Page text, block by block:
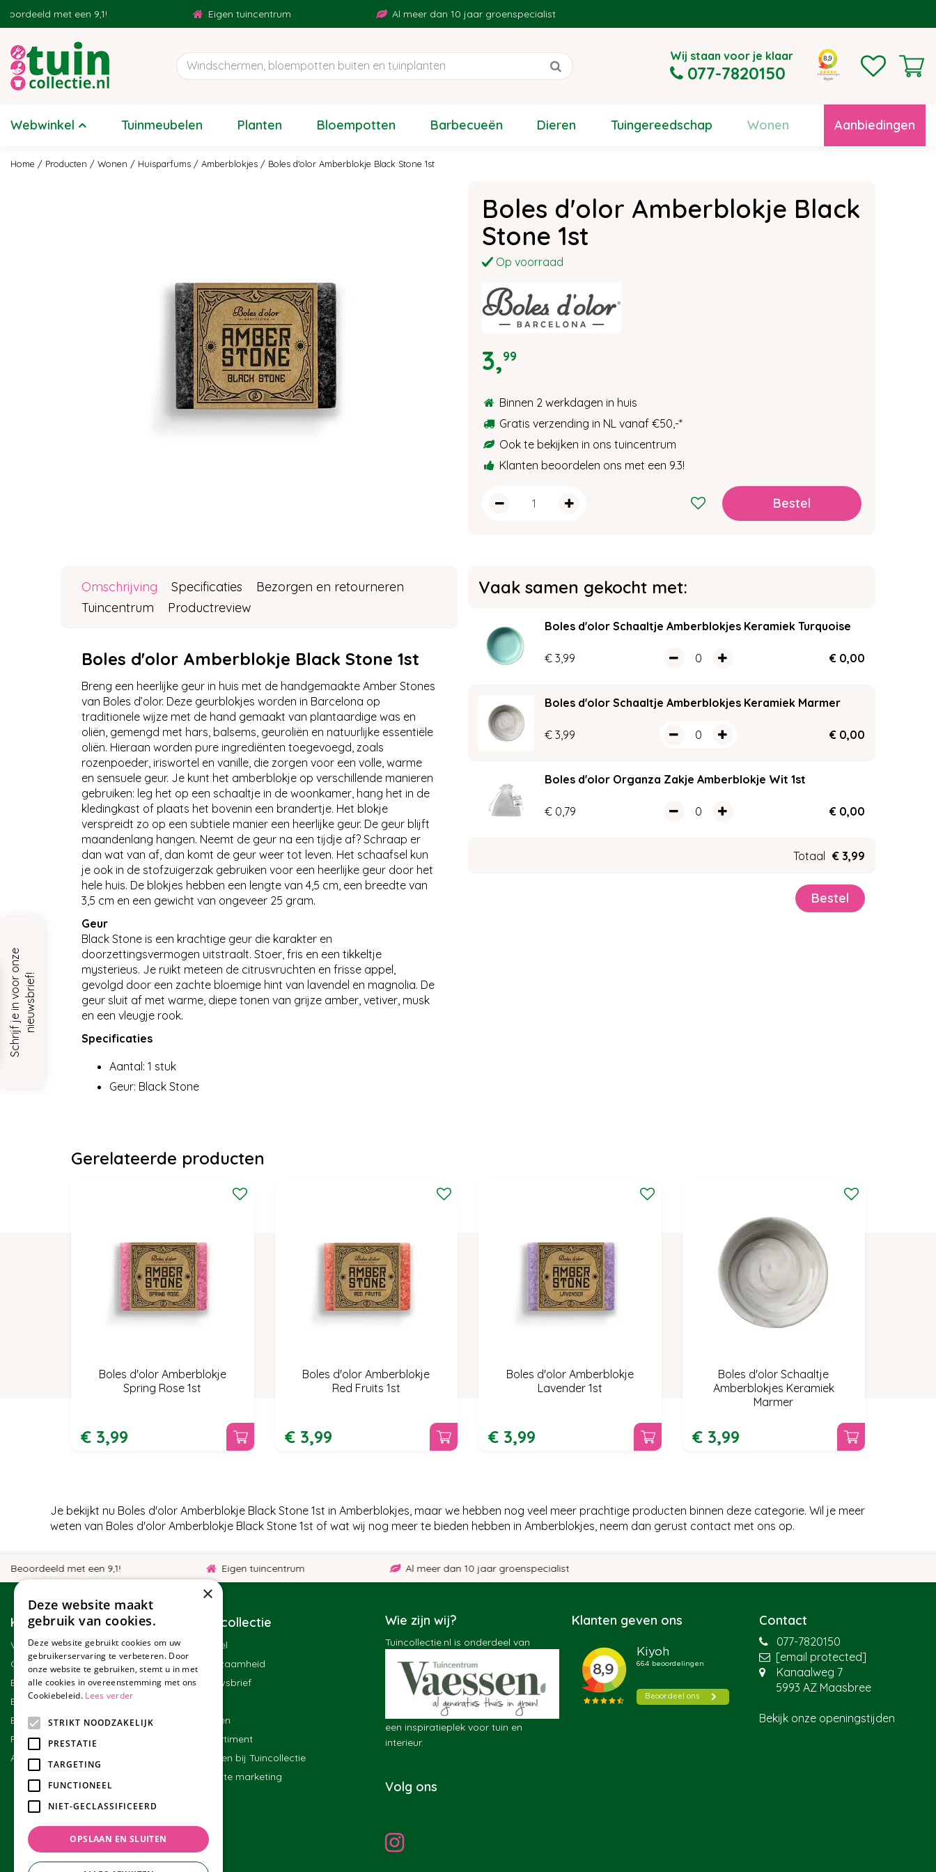
Home Producten Wonen Huisparfums Amberblokjes Boles d'olor Amberblokje Black Stone 1st
met een 9,1! Eigen tuincentrum Al meer dan 10 jaar groenspecialist
Wij staan voor je klaar
077-7820150
Webwinkel Tuinmeubelen Planten Bloempotten Barbecueën Dieren Tuingereedschap Wonen Aanbiedingen
Boles d'olor Amberblokje Black
Stone 1st
Op voorraad
3,99
Binnen 2 werkdagen in huis
Gratis verzending in NL vanaf €50,-*
Ook te bekijken in ons tuincentrum
Klanten beoordelen ons met een 9.3!
Omschrijving Specificaties
Bezorgen en retourneren
Tuincentrum
Productreview
Boles d'olor Amberblokje Black Stone 1st
Breng een heerlijke geur in huis met de handgemaakte Amber Stones
van Boles d’olor. Deze geurblokjes worden in Barcelona op
traditionele wijze met de hand gemaakt van plantaardige was en
oliën, gemengd met hars, balsems, geuroliën en natuurlijke essentiële
oliën. Hieraan worden pure ingrediënten toegevoegd, zoals
rozenpoeder, iriswortel en vanille, die zorgen voor een volle, warme
en sensuele geur. Je kunt het amberblokje op verschillende manieren
gebruiken: leg het op een schaaltje in de woonkamer, hang het in de
kledingkast of plaats het bovenin een brandertje. Het blokje
verspreidt zo op een subtiele manier een heerlijke geur. De geur blijft
maandenlang hangen. Neemt de geur na een tijdje af? Schraap er
dan wat van af, dan komt de geur weer tot leven. Het schaafsel kun
je ook in de stofzuigerzak gebruiken voor een heerlijke geur door het
hele huis. De blokjes hebben een lengte van 4,5 cm, een breedte van
3,5 cm en een gewicht van ongeveer 25 gram.
Geur
Black Stone is een krachtige geur die karakter en
doorzettingsvermogen uitstraalt. Stoer, fris en een tikkeltje
mysterieus. Je ruikt meteen de citrusvruchten en frisse appel,
gevolgd door een zachte bloemige hint van lavendel en magnolia. De
geur sluit af met warme, diepe tonen van grijze amber, vetiver, musk
en een vleugje rook.
Specificaties
Aantal: 1 stuk
Geur: Black Stone
Vaak samen gekocht met:
Boles d'olor Schaaltje Amberblokjes Keramiek Turquoise
€ 3 99 € 0,00
Boles d'olor Schaaltje Amberblokjes Keramiek Marmer
€ 3 99 € 0,00
Boles d'olor Organza Zakje Amberblokje Wit 1st
€ 0 79 € 0,00
Totaal € 3,99
Gerelateerde producten
Boles d'olor Amberblokje
Spring Rose 1st
€ 3,99
Boles d'olor Amberblokje
Red Fruits 1st
€ 3,99
Boles d'olor Amberblokje
Lavender 1st
€ 3,99
Boles d'olor Schaaltje
Amberblokjes Keramiek
Marmer
€ 3,99
Je bekijkt nu Boles d'olor Amberblokje Black Stone 1st in Amberblokjes, maar we hebben nog veel meer prachtige producten binnen deze categorie. Wil je meer
weten van Boles d'olor Amberblokje Black Stone 1st of wat wij nog meer te bieden hebben in Amberblokjes, neem dan gerust contact met ons op.
met een 9,1! Eigen tuincentrum Al meer dan 10 jaar groenspecialist
Klantenservice
Veelgestelde vragen
Contact
Bestellen
Bezorgen en afhalen
Betalen
Ruilen en retourneren
Algemene voorwaarden
Tuincollectie
Winkel
Duurzaamheid
Nieuwsbrief
Merken
Assortiment
Werken bij Tuincollectie
Affiliate marketing
Wie zijn wij?
Tuincollectie.nl is onderdeel van
een inspiratieplek voor tuin en
interieur.
Volg ons
Klanten geven ons Contact
077-7820150
[email protected]
Kanaalweg 7
5993 AZ Maasbree
Bekijk onze openingstijden
S
c
h
r
i
j
f
j
e
i
n
v
o
o
r
o
n
z
e
n
i
e
u
w
s
b
r
i
e
f!
×
Deze website maakt
gebruik van cookies.
Deze website gebruikt cookies om uw
gebruikerservaring te verbeteren. Door
onze website te gebruiken, stemt u in met
alle cookies in overeenstemming met ons
Cookiebeleid. Lees verder
STRIKT NOODZAKELIJK
PRESTATIE
TARGETING
FUNCTIONEEL
NIET-GECLASSIFICEERD
OPSLAAN EN SLUITEN